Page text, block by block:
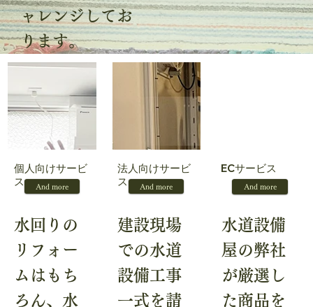
ャレンジしてお
ります。
個人向けサービ
ス
水回りの
リフォー
ムはもち
ろん、水
And more
法人向けサービ
ス
建設現場
での水道
設備工事
一式を請
And more
ECサービス
水道設備
屋の弊社
が厳選し
た商品を
And more